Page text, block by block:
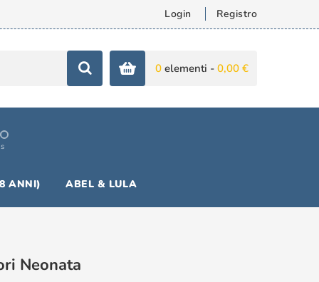
Login Registro
0 elementi - 0,00 €
ANNI) ABEL & LULA
Neonata